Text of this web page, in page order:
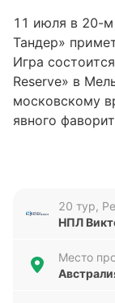
11 июля в 20-
Тандер»
Игра
Reserve» в
московскому
явного
13-м месте в
12 очками: у
Мельбурна
20 тур,
НПЛ
Место